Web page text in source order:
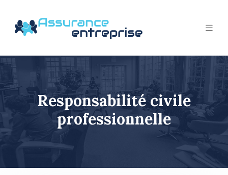
Responsabilité civile
professionnelle